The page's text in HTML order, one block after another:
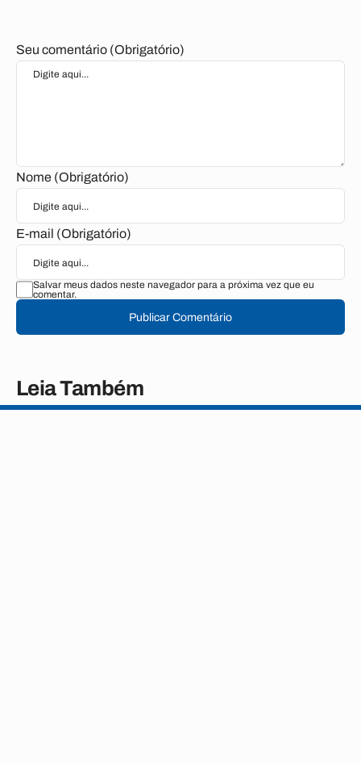
Seu comentário (Obrigatório)
Nome (Obrigatório)
E-mail (Obrigatório)
Salvar meus dados neste navegador para a próxima vez que eu
comentar.
Publicar Comentário
Leia Também